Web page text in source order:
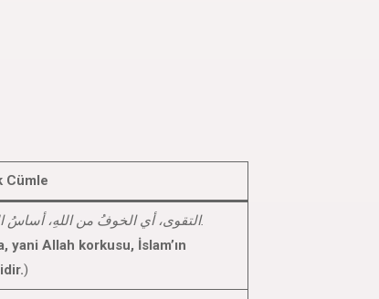
Cümle
التقوى، أي الخوفُ من اللهِ، أساسُ الإسلامِ.
yani Allah korkusu, İslam’ın
)